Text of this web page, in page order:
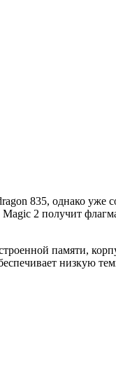
835, однако уже
2 получит
памяти,
низкую